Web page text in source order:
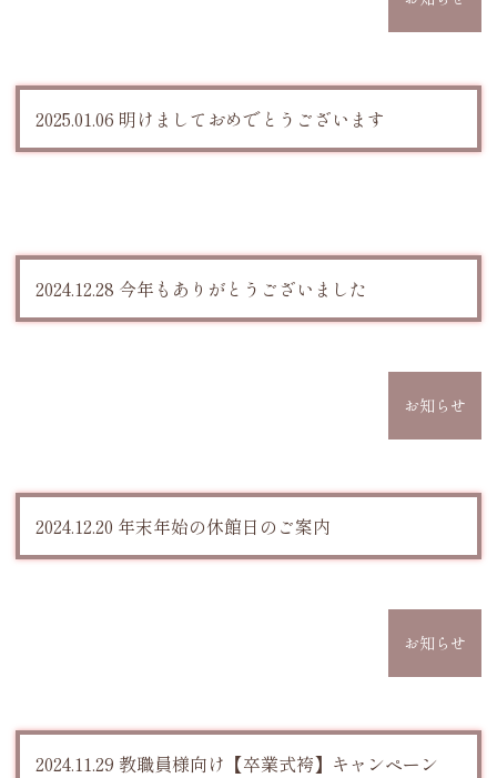
2025.01.06 明けましておめでとうございます
2024.12.28 今年もありがとうございました
お知らせ
2024.12.20 年末年始の休館日のご案内
お知らせ
2024.11.29 教職員様向け【卒業式袴】キャンペーン